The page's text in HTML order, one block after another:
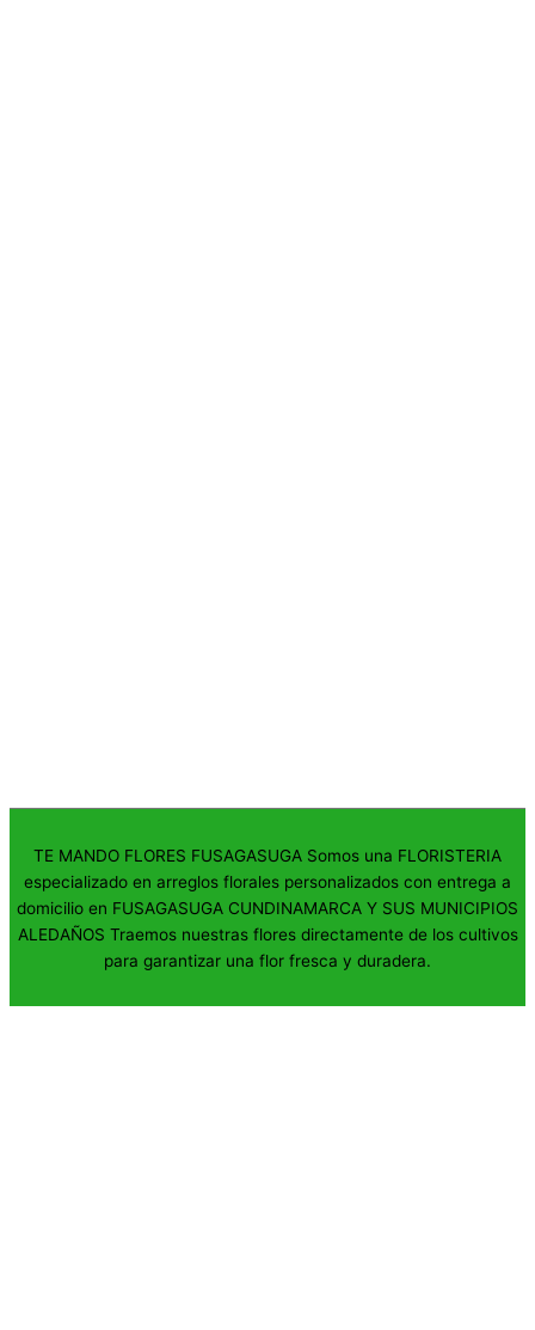
TE MANDO FLORES FUSAGASUGA Somos una FLORISTERIA
especializado en arreglos florales personalizados con entrega a
domicilio en FUSAGASUGA CUNDINAMARCA Y SUS MUNICIPIOS
ALEDAÑOS Traemos nuestras flores directamente de los cultivos
para garantizar una flor fresca y duradera.